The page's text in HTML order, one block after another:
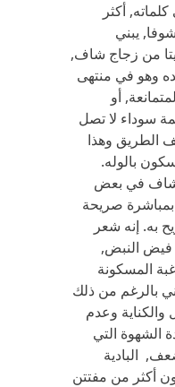
أكثر
يبني
من زجاج شاف,
وهو في منتهى
أو
سوداء لا تصل
الطريق وهذا
بالوله.
في بعض
صريحة
به. إنه شعر
فيض النبض,
المسكونة
بالرغم من ذلك
والكناية وعدم
الشهوة التي
البادية
أكثر من مفتتن